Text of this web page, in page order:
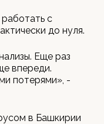
с
до нуля.
Еще раз
впереди.
потерями», -
в Башкирии